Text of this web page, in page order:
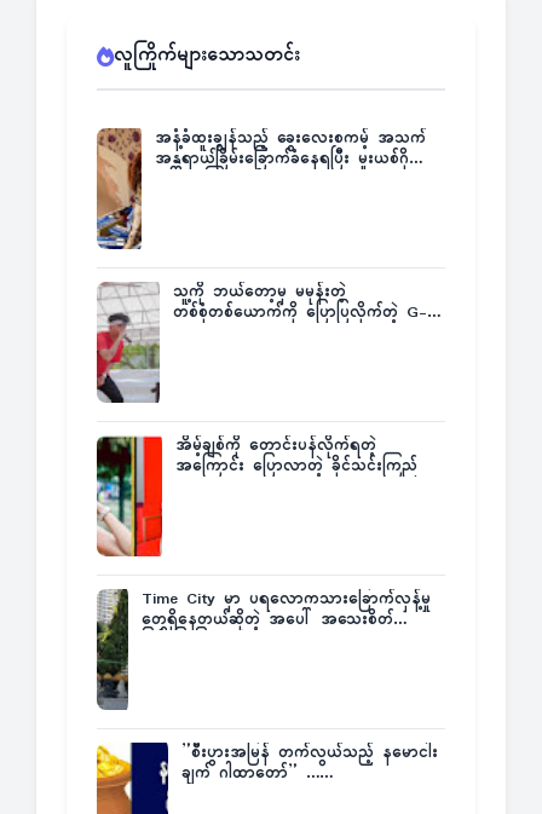
လူကြိုက်များသောသတင်း
အနံ့ခံထူးချွန်သည့် ခွေးလေးစကမ့် အသက်
အန္တရာယ်ခြိမ်းခြောက်ခံနေရပြီး မူးယစ်ဂိုဏ်း
သူ့ကို ဘယ်တော့မှ မမုန်းတဲ့
တစ်စုံတစ်ယောက်ကို ပြောပြလိုက်တဲ့ G-
အိမ့်ချစ်ကို တောင်းပန်လိုက်ရတဲ့
အကြောင်း ပြောလာတဲ့ ခိုင်သင်းကြည်
Time City မှာ ပရလောကသားခြောက်လှန့်မှု
တွေရှိနေတယ်ဆိုတဲ့ အပေါ် အသေးစိတ်
”စီးပွားအမြန် တက်လွယ်သည့် နမောငါး
ချက် ဂါထာတော်” ……